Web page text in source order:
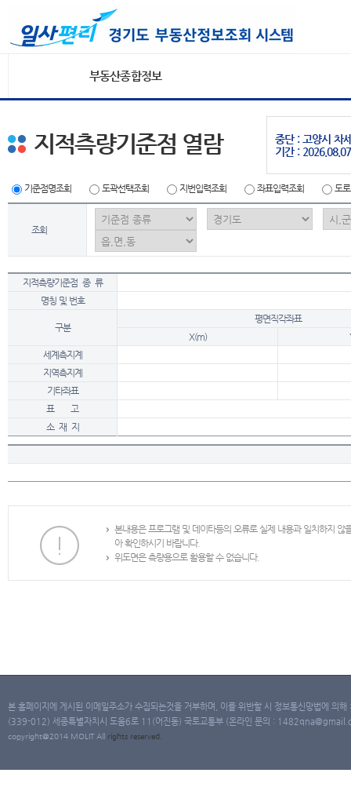
부동산종합정보
중단 : 고양시 차
기간 :
지적측량기준점 열람
기준점명조회 도곽선택조회 지번입력조회 좌표입력조회 도
조회
지적측량기준점 종 류
명칭 및 번호
구분
평면직각좌표
X(m)
세계측지계
지역측지계
기타좌표
표 고
소 재 지
본내용은 프로그램 및 데이타등의 오류로 실제 내용과 일치하지
아 확인하시기 바랍니다.
위도면은 측량용으로 활용할 수 없습니다.
본 홈페이지에 게시된 이메일주소가 수집되는것을 거부하며, 이를 위반할 시 정보통신망법에 의
(339-012) 세종특별자치시 도움6로 11(어진동) 국토교통부 (온라인 문의 :
copyright@2014 MOLIT All rights reserved.